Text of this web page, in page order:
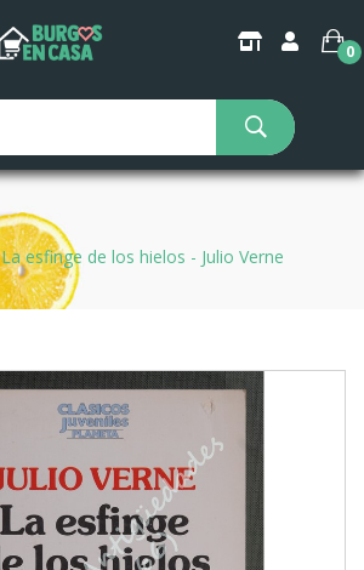
0
La esfinge de los hielos - Julio Verne